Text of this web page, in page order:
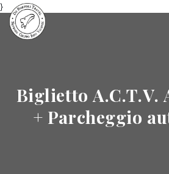
}
Biglietto A.C.T.V.
+ Parcheggio